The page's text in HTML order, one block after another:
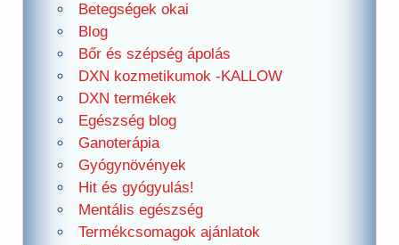
Betegségek okai
Blog
Bőr és szépség ápolás
DXN kozmetikumok -KALLOW
DXN termékek
Egészség blog
Ganoterápia
Gyógynövények
Hit és gyógyulás!
Mentális egészség
Termékcsomagok ajánlatok